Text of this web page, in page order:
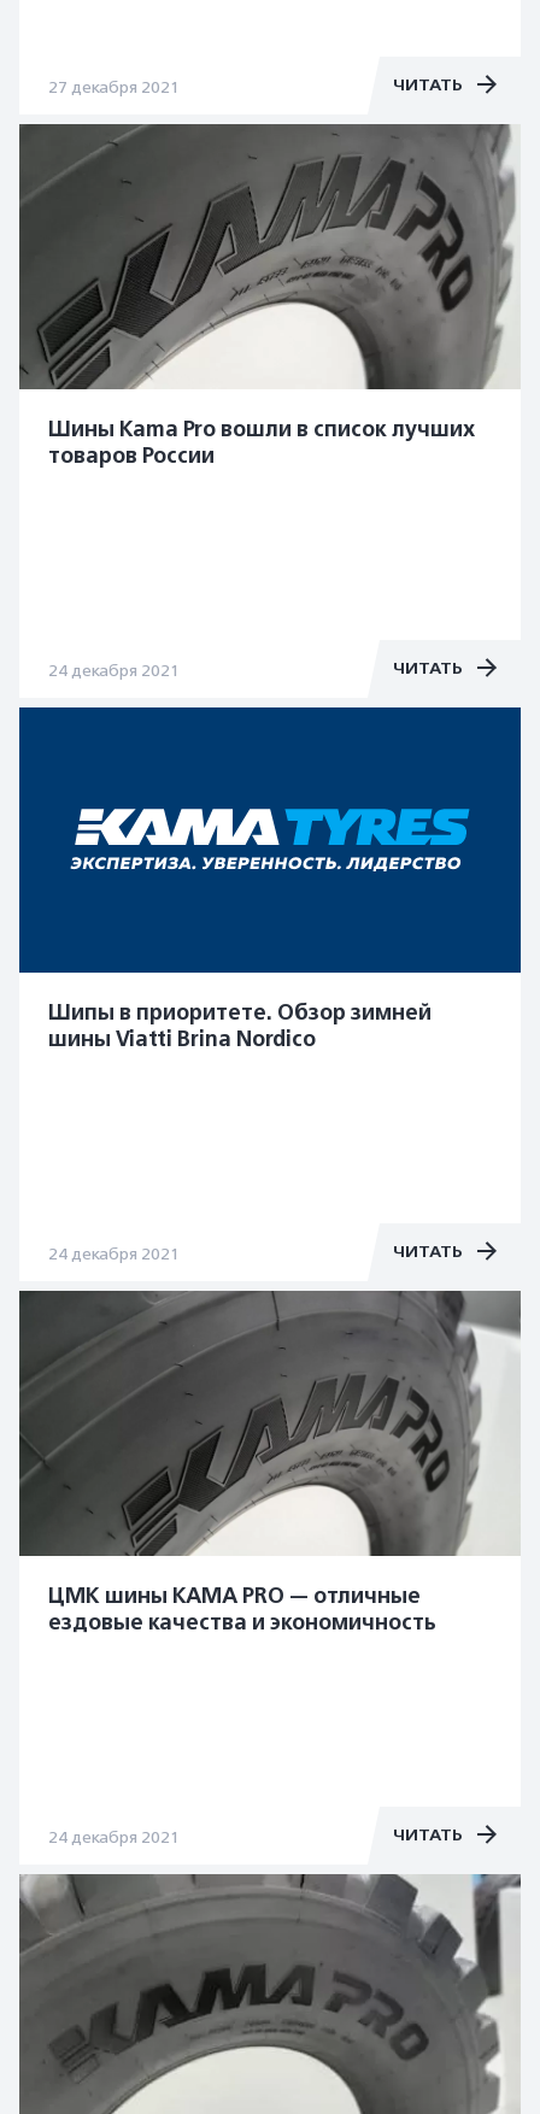
27 декабря 2021 ЧИТАТЬ
Шины Kama Pro вошли в список лучших
товаров России
24 декабря 2021 ЧИТАТЬ
Шипы в приоритете. Обзор зимней
шины Viatti Brina Nordico
24 декабря 2021 ЧИТАТЬ
ЦМК шины KAMA PRO — отличные
ездовые качества и экономичность
24 декабря 2021 ЧИТАТЬ